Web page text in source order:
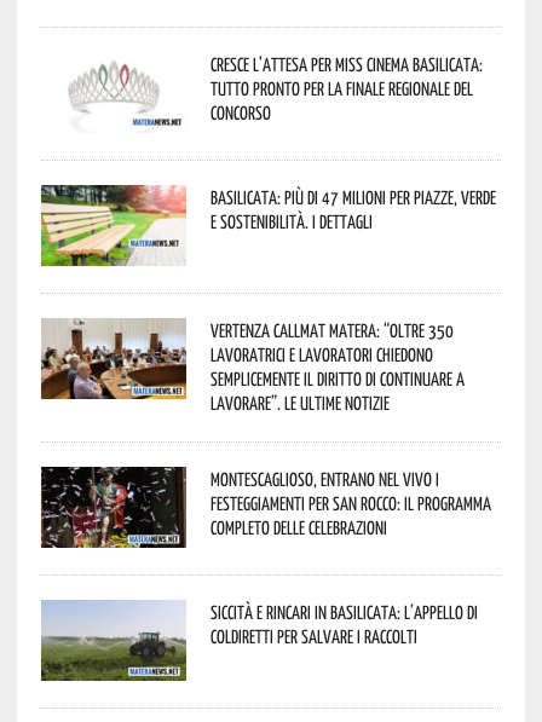
Cresce l’attesa per Miss Cinema Basilicata:
tutto pronto per la finale regionale del
concorso
Basilicata: più di 47 milioni per piazze, verde
e sostenibilità. I dettagli
Vertenza CallMat Matera: “Oltre 350
lavoratrici e lavoratori chiedono
semplicemente il diritto di continuare a
lavorare”. Le ultime notizie
Montescaglioso, entrano nel vivo i
festeggiamenti per San Rocco: il programma
completo delle celebrazioni
Siccità e rincari in Basilicata: l’appello di
Coldiretti per salvare i raccolti